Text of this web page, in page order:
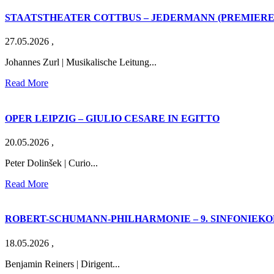
STAATSTHEATER COTTBUS – JEDERMANN
27.05.2026 ,
Johannes Zurl | Musikalische Leitung...
Read More
OPER LEIPZIG – GIULIO CESARE IN EGITTO
20.05.2026 ,
Peter Dolinšek | Curio...
Read More
ROBERT-SCHUMANN-PHILHARMONIE – 9.
18.05.2026 ,
Benjamin Reiners | Dirigent...